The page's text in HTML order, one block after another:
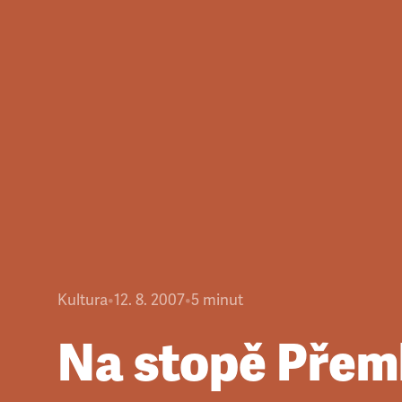
Kultura•12. 8. 2007•5 minut
Na stopě